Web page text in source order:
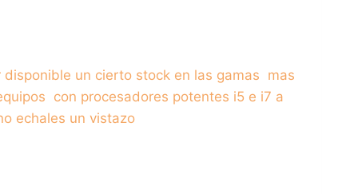
un cierto stock en las gamas mas
con procesadores potentes i5 e i7 a
echales un vistazo